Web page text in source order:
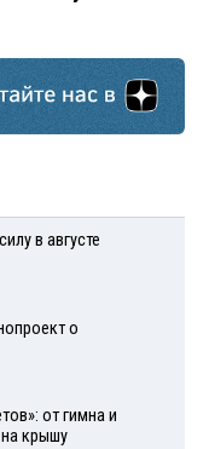
в августе
о
от гимна и
крышу